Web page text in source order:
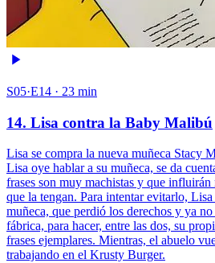
S05·E14 · 23 min
14. Lisa contra la Baby Malibú
Lisa se compra la nueva muñeca Stacy
Lisa oye hablar a su muñeca, se da
frases son muy machistas y que influirán
que la tengan. Para intentar evitarlo,
muñeca, que perdió los derechos y ya
fábrica, para hacer, entre las dos, su
frases ejemplares. Mientras, el abuelo
trabajando en el Krusty Burger.